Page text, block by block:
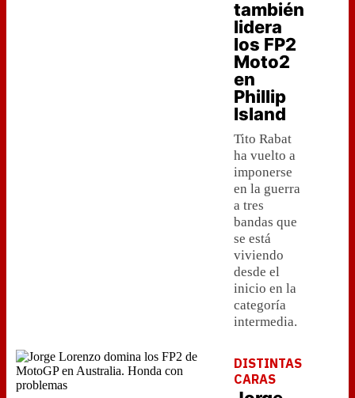
también
lidera
los FP2
Moto2
en
Phillip
Island
Tito Rabat
ha vuelto a
imponerse
en la guerra
a tres
bandas que
se está
viviendo
desde el
inicio en la
categoría
intermedia.
DISTINTAS
CARAS